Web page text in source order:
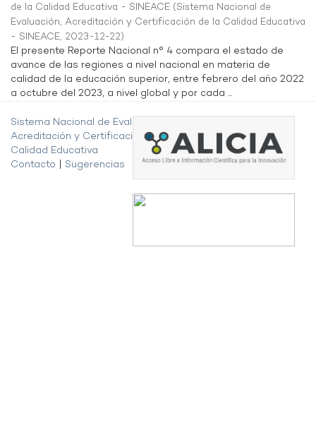
de la Calidad Educativa - SINEACE (Sistema Nacional de
Evaluación, Acreditación y Certificación de la Calidad Educativa
- SINEACE, 2023-12-22)
El presente Reporte Nacional n° 4 compara el estado de
avance de las regiones a nivel nacional en materia de
calidad de la educación superior, entre febrero del año 2022
a octubre del 2023, a nivel global y por cada ...
Sistema Nacional de Evaluación,
Acreditación y Certificación de la
Calidad Educativa
Contacto
Sugerencias